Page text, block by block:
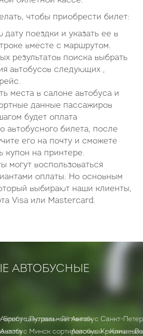
чтобы приобрести билет:
дату поездки и указать ее в
вместе с маршрутом.
результатов поиска выбрать
автобусов следующих ,
места в салоне автобуса и
данные пассажиров
будет оплата
автобусного билета, после
его на почту и сможете
купон на принтере.
могут воспользоваться
оплаты. Но основным
выбирают наши клиенты,
Visa или Mastercard.
АВТОБУСНЫЕ
Брест-центральный
Автобус Пулавы - Геттинген
Автобус Минск сортировочный -
Автобус Санкт-
Автобус Кривичи -